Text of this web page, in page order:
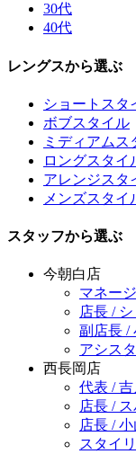
30代
40代
レングスから選ぶ
ショートスタ
ボブスタイル
ミディアムス
ロングスタイ
アレンジスタ
メンズスタイ
スタッフから選ぶ
今朝白店
マネー
店長 /
副店長 /
アシス
西長岡店
代表 /
店長 /
店長 /
スタイ